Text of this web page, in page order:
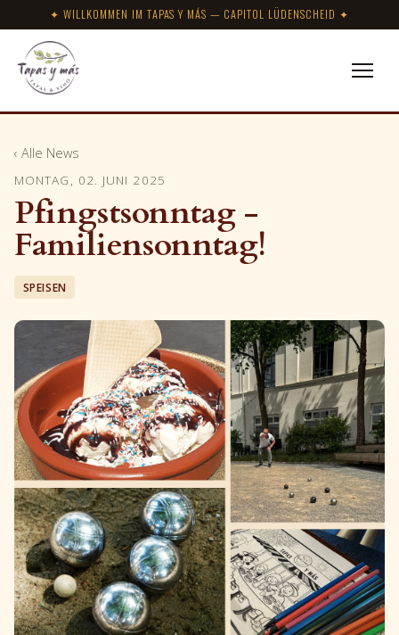
✦ WILLKOMMEN IM TAPAS Y MÁS — CAPITOL LÜDENSCHEID ✦
‹ Alle News
MONTAG, 02. JUNI 2025
Pfingstsonntag -
Familiensonntag!
SPEISEN